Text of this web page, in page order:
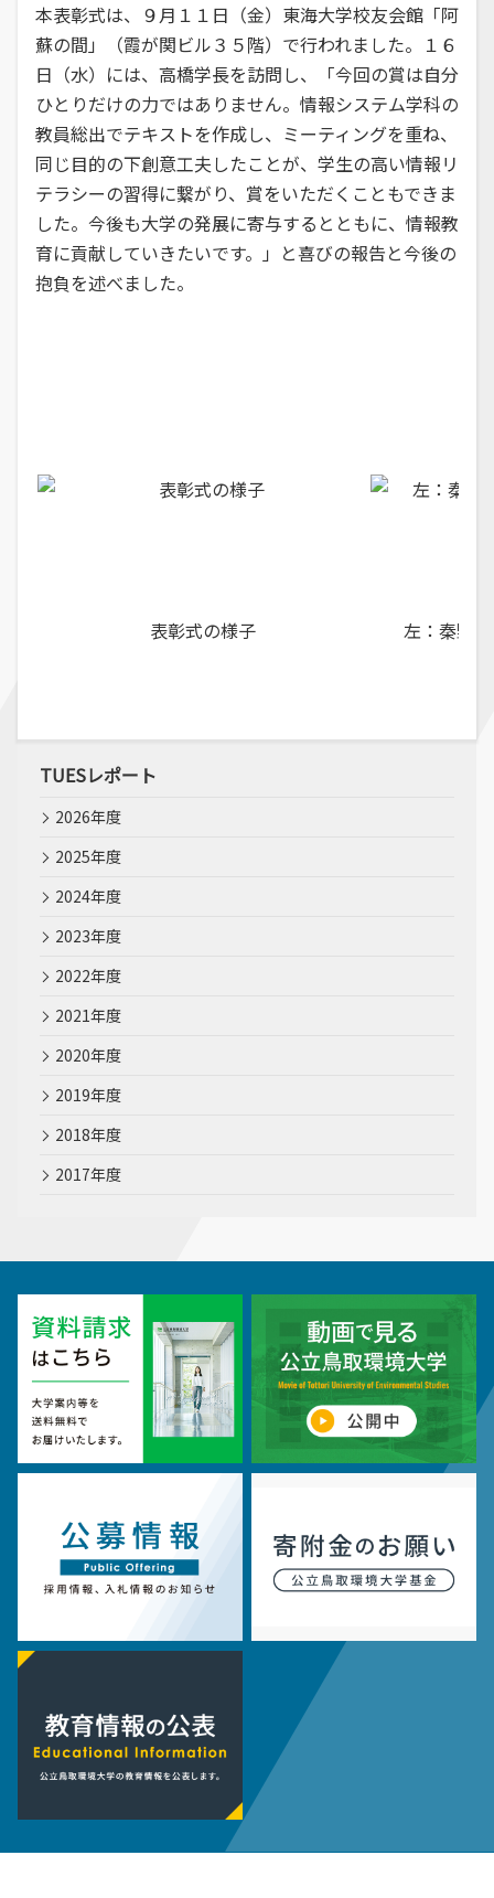
本表彰式は、９月１１日（金）東海大学校友会館「阿
蘇の間」（霞が関ビル３５階）で行われました。１６
日（水）には、高橋学長を訪問し、「今回の賞は自分
ひとりだけの力ではありません。情報システム学科の
教員総出でテキストを作成し、ミーティングを重ね、
同じ目的の下創意工夫したことが、学生の高い情報リ
テラシーの習得に繋がり、賞をいただくこともできま
した。今後も大学の発展に寄与するとともに、情報教
育に貢献していきたいです。」と喜びの報告と今後の
抱負を述べました。
表彰式の様子 左：秦野
TUESレポート
2026年度
2025年度
2024年度
2023年度
2022年度
2021年度
2020年度
2019年度
2018年度
2017年度